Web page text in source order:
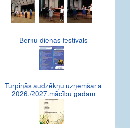
Bērnu dienas festivāls
Turpinās audzēkņu uzņemšana
2026./2027.mācību gadam